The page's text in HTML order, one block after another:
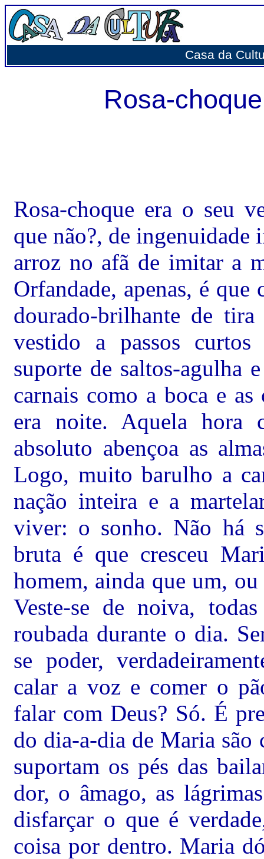
Casa da
Rosa-
Rosa-choque era o seu
que não?, de ingenuidade
arroz no afã de imitar a
Orfandade, apenas, é
dourado-brilhante de
vestido a passos
suporte de saltos-agulha
carnais como a boca e
era noite. Aquela hora
absoluto abençoa as
Logo, muito barulho a
nação inteira e a
viver: o sonho. Não há
bruta é que cresceu
homem, ainda que um,
Veste-se de noiva,
roubada durante o dia.
se poder,
calar a voz e comer o
falar com Deus? Só. É
do dia-a-dia de Maria são
suportam os pés das
dor, o âmago, as
disfarçar o que é
coisa por dentro. Maria